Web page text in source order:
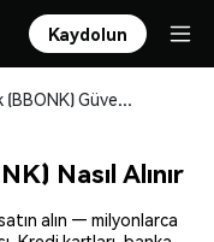
Kaydolun
BitBonk (BBONK) Güvenle Satın Alın ve Saklayın
Nasıl Alınır
alın — milyonlarca